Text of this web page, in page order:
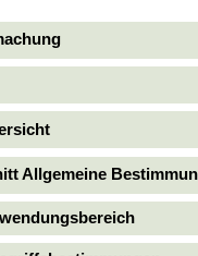
Allgemeine